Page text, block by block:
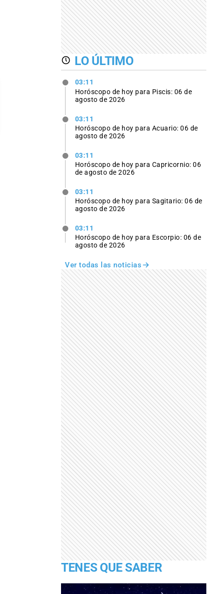
LO ÚLTIMO
03:11
Horóscopo de hoy para Piscis: 06 de
agosto de 2026
03:11
Horóscopo de hoy para Acuario: 06 de
agosto de 2026
03:11
Horóscopo de hoy para Capricornio: 06
de agosto de 2026
03:11
Horóscopo de hoy para Sagitario: 06 de
agosto de 2026
03:11
Horóscopo de hoy para Escorpio: 06 de
agosto de 2026
Ver todas las noticias
TENES QUE SABER